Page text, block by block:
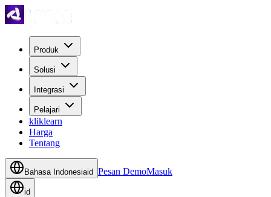
Produk
Solusi
Integrasi
Pelajari
kliklearn
Harga
Tentang
Bahasa Indonesiaid Pesan DemoMasuk
id